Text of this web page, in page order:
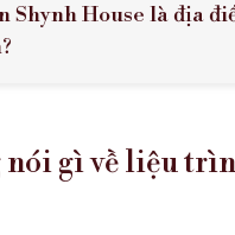
Shynh House là địa
trẻ
nói gì về liệu